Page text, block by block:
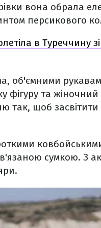
вона обрала
персикового
в Туреччину
об'ємними
фігуру та
так, щоб
сумкою. З